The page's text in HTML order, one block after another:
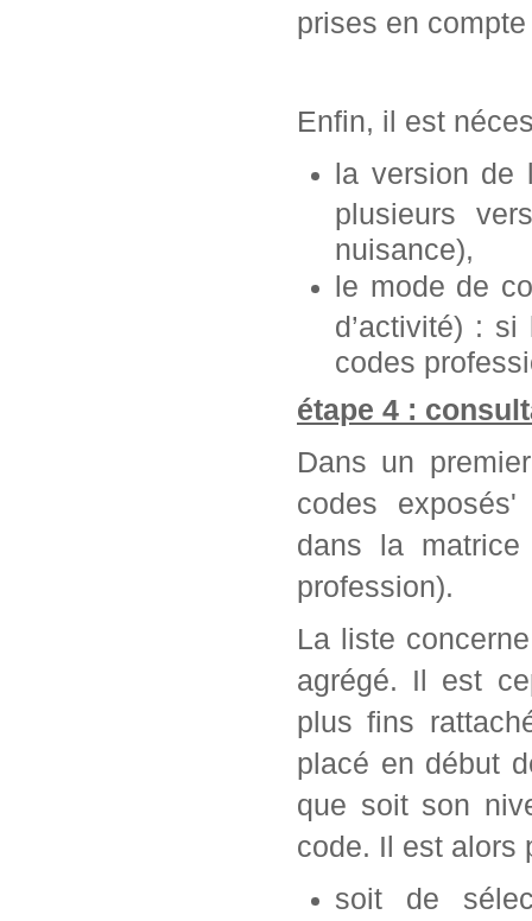
prises en
Enfin, il est
la version de
plusieurs
nuisance),
le mode de
d’activité) :
codes
étape 4 :
Dans un
codes
dans la
profession).
La liste
agrégé. Il est
plus fins
placé en début
que soit son
code. Il est alors
soit de